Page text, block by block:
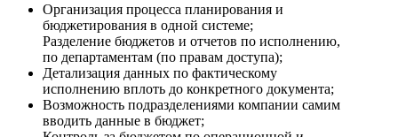
Организация процесса планирования и
бюджетирования в одной системе;
Разделение бюджетов и отчетов по исполнению,
по департаментам (по правам доступа);
Детализация данных по фактическому
исполнению вплоть до конкретного документа;
Возможность подразделениями компании самим
вводить данные в бюджет;